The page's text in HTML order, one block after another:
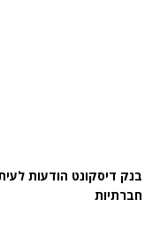
בנק דיסקונט הודעות
חברתיות